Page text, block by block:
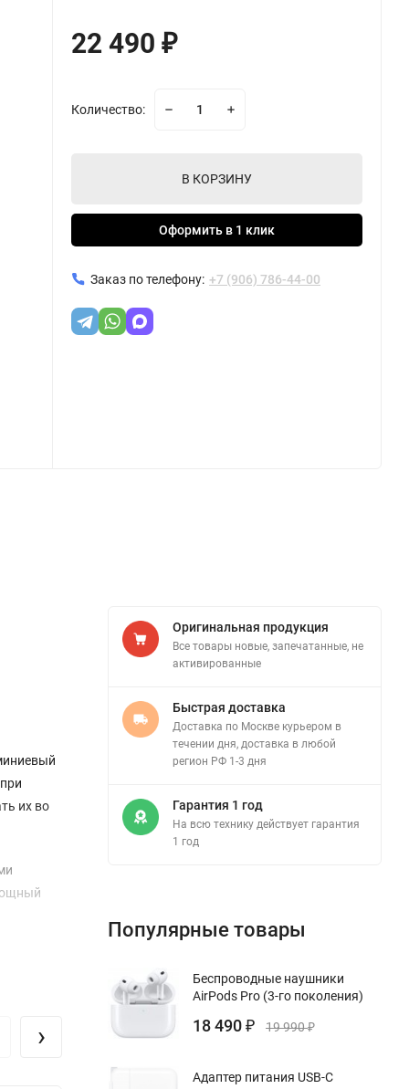
22 490₽
Количество:
В КОРЗИНУ
Оформить в 1 клик
Заказ по телефону: +7 (906) 786-44-00
их во
›
Оригинальная продукция
Все товары новые, запечатанные, не
активированные
Быстрая доставка
Доставка по Москве курьером в
течении дня, доставка в любой
регион РФ 1-3 дня
Гарантия 1 год
На всю технику действует гарантия
1 год
Популярные товары
Беспроводные наушники
AirPods Pro (3-го поколения)
18 490 ₽ 19 990₽
Адаптер питания USB-C